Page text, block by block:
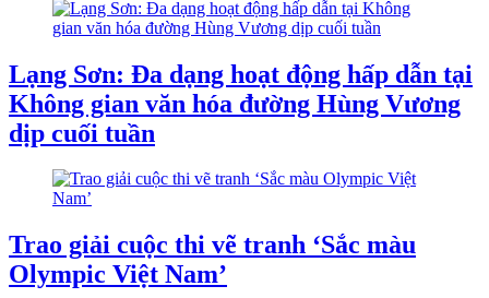
Lạng Sơn: Đa dạng hoạt động hấp dẫn tại
Không gian văn hóa đường Hùng Vương
dịp cuối tuần
Trao giải cuộc thi vẽ tranh ‘Sắc màu
Olympic Việt Nam’